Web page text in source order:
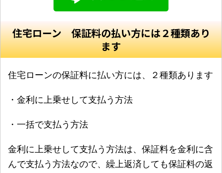
住宅ローン 保証料の払い方には２種類あり
ます
住宅ローンの保証料に払い方には、２種類あります
・金利に上乗せして支払う方法
・一括で支払う方法
金利に上乗せして支払う方法は、保証料を金利に含
んで支払う方法なので、繰上返済しても保証料の返